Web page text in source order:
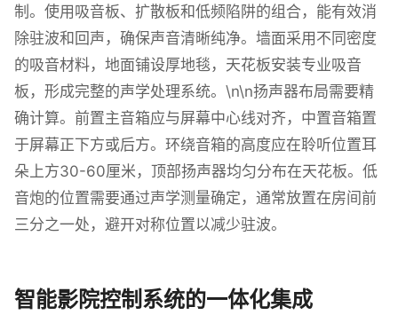
制。使用吸音板、扩散板和低频陷阱的组合，能有效消
除驻波和回声，确保声音清晰纯净。墙面采用不同密度
的吸音材料，地面铺设厚地毯，天花板安装专业吸音
板，形成完整的声学处理系统。\n\n扬声器布局需要精
确计算。前置主音箱应与屏幕中心线对齐，中置音箱置
于屏幕正下方或后方。环绕音箱的高度应在聆听位置耳
朵上方30-60厘米，顶部扬声器均匀分布在天花板。低
音炮的位置需要通过声学测量确定，通常放置在房间前
三分之一处，避开对称位置以减少驻波。
智能影院控制系统的一体化集成